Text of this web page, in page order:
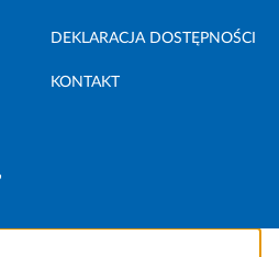
DEKLARACJA DOSTĘPNOŚCI
KONTAKT